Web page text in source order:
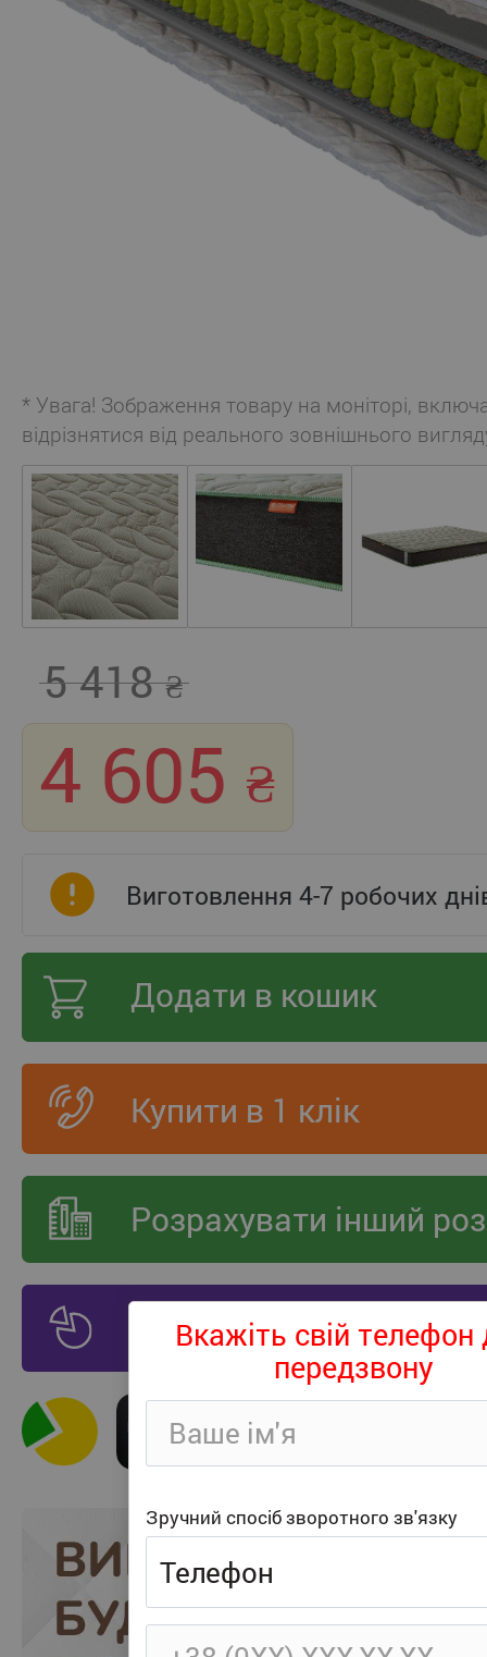
* Увага! Зображення товару на моніторі,
відрізнятися від реального зовнішнього
5 418
4 605
Виготовлення 4-7 робочих
Додати в кошик
Купити в 1 клік
Розрахувати інший
Оплата частинами
Вкажіть свій телефон
передзвону
Зручний спосіб зворотного зв'язку